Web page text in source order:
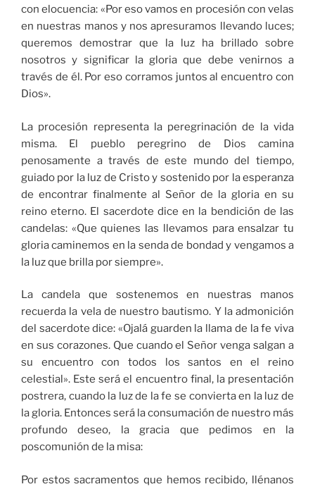
con elocuencia: «Por eso vamos en procesión con velas
en nuestras manos y nos apresuramos llevando luces;
queremos demostrar que la luz ha brillado sobre
nosotros y significar la gloria que debe venirnos a
través de él. Por eso corramos juntos al encuentro con
Dios».
La procesión representa la peregrinación de la vida
misma. El pueblo peregrino de Dios camina
penosamente a través de este mundo del tiempo,
guiado por la luz de Cristo y sostenido por la esperanza
de encontrar finalmente al Señor de la gloria en su
reino eterno. El sacerdote dice en la bendición de las
candelas: «Que quienes las llevamos para ensalzar tu
gloria caminemos en la senda de bondad y vengamos a
la luz que brilla por siempre».
La candela que sostenemos en nuestras manos
recuerda la vela de nuestro bautismo. Y la admonición
del sacerdote dice: «Ojalá guarden la llama de la fe viva
en sus corazones. Que cuando el Señor venga salgan a
su encuentro con todos los santos en el reino
celestial». Este será el encuentro final, la presentación
postrera, cuando la luz de la fe se convierta en la luz de
la gloria. Entonces será la consumación de nuestro más
profundo deseo, la gracia que pedimos en la
poscomunión de la misa:
Por estos sacramentos que hemos recibido, llénanos